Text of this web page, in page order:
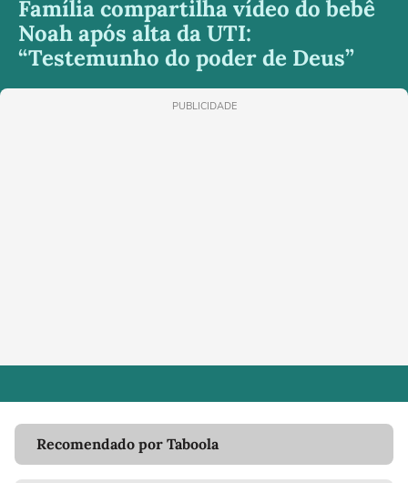
Família compartilha vídeo do bebê
Noah após alta da UTI:
“Testemunho do poder de Deus”
PUBLICIDADE
Recomendado por Taboola